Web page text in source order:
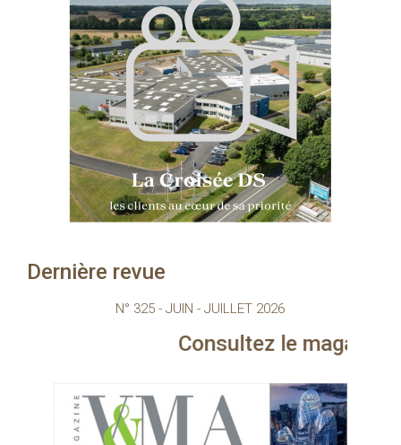
Dernière revue
N° 325 - JUIN - JUILLET 2026
Consultez le magazine